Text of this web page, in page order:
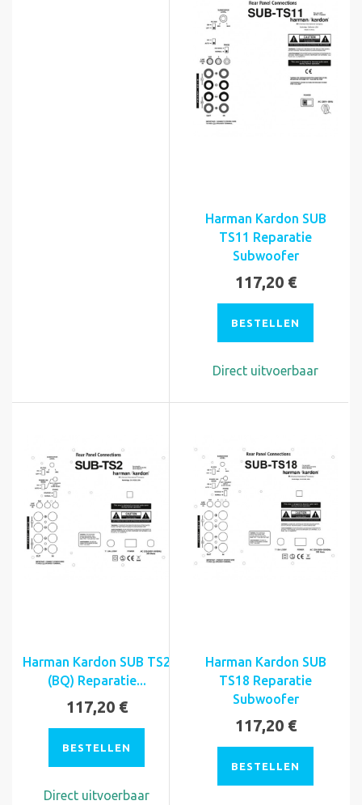
Harman Kardon SUB
TS11 Reparatie
Subwoofer
117,20 €
BESTELLEN
Direct uitvoerbaar
Harman Kardon SUB TS2
(BQ) Reparatie...
117,20 €
BESTELLEN
Direct uitvoerbaar
Harman Kardon SUB
TS18 Reparatie
Subwoofer
117,20 €
BESTELLEN